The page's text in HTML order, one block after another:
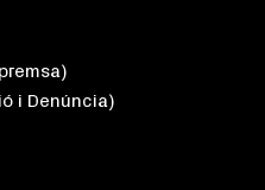
i Denúncia)